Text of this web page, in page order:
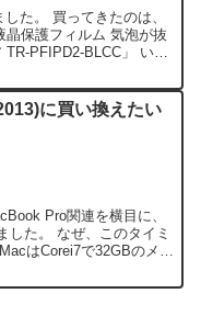
た。 買ってきたのは、
晶保護フィルム 気泡が抜
PFIPD2-BLCC」 いつ
に買い換えたい
Pro関連を横目に、
した。 なぜ、このタイミ
はCorei7で32GBのメモ